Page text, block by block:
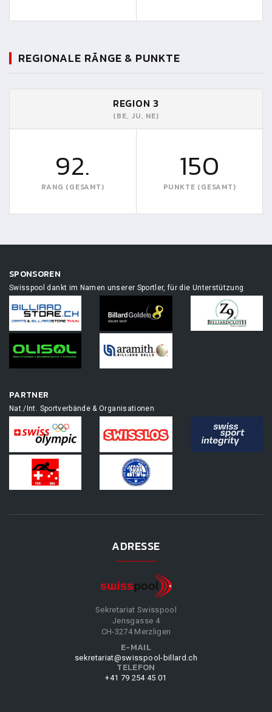
REGIONALE RÄNGE & PUNKTE
REGION 3
(BE, JU, NE)
92.
RANG (GESAMT)
150
PUNKTE (GESAMT)
SPONSOREN
Swisspool dankt im Namen unserer Sportler, für die Unterstützung
PARTNER
Nat./Int. Sportverbände & Organisationen
ADRESSE
Sekretariat Swisspool
Jensgasse 4
CH-3274 Merzligen
E-MAIL
sekretariat@swisspool-billard.ch
TELEFON
+41 79 254 45 01